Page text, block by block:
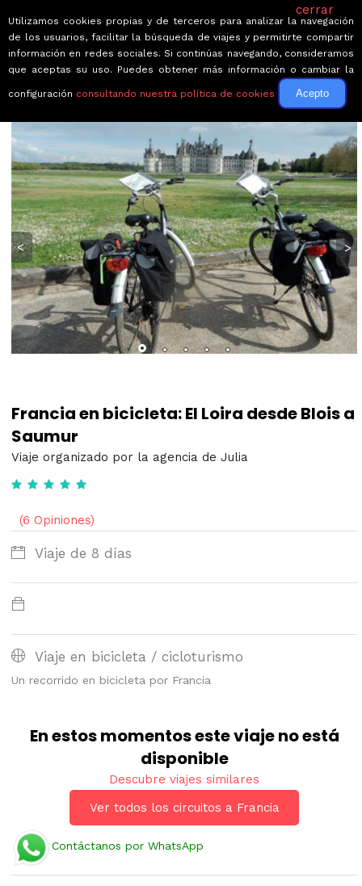
← Volver a Circuitos por Francia
< >
Francia en bicicleta: El Loira desde Blois a
Saumur
Viaje organizado por la agencia de Julia
(6 Opiniones)
Viaje de 8 días
Viaje en bicicleta / cicloturismo
Un recorrido en bicicleta por Francia
En estos momentos este viaje no está
disponible
Descubre viajes similares
Ver todos los circuitos a Francia
Contáctanos por WhatsApp
cerrar
Utilizamos cookies propias y de terceros para analizar la navegación
de los usuarios, facilitar la búsqueda de viajes y permitirte compartir
información en redes sociales. Si continúas navegando, consideramos
que aceptas su uso. Puedes obtener más información o cambiar la
configuración consultando nuestra política de cookies Acepto